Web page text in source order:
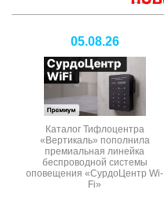
05.08.26
Каталог Тифлоцентра
«Вертикаль» пополнила
премиальная линейка
беспроводной системы
оповещения «СурдоЦентр Wi-
Fi»